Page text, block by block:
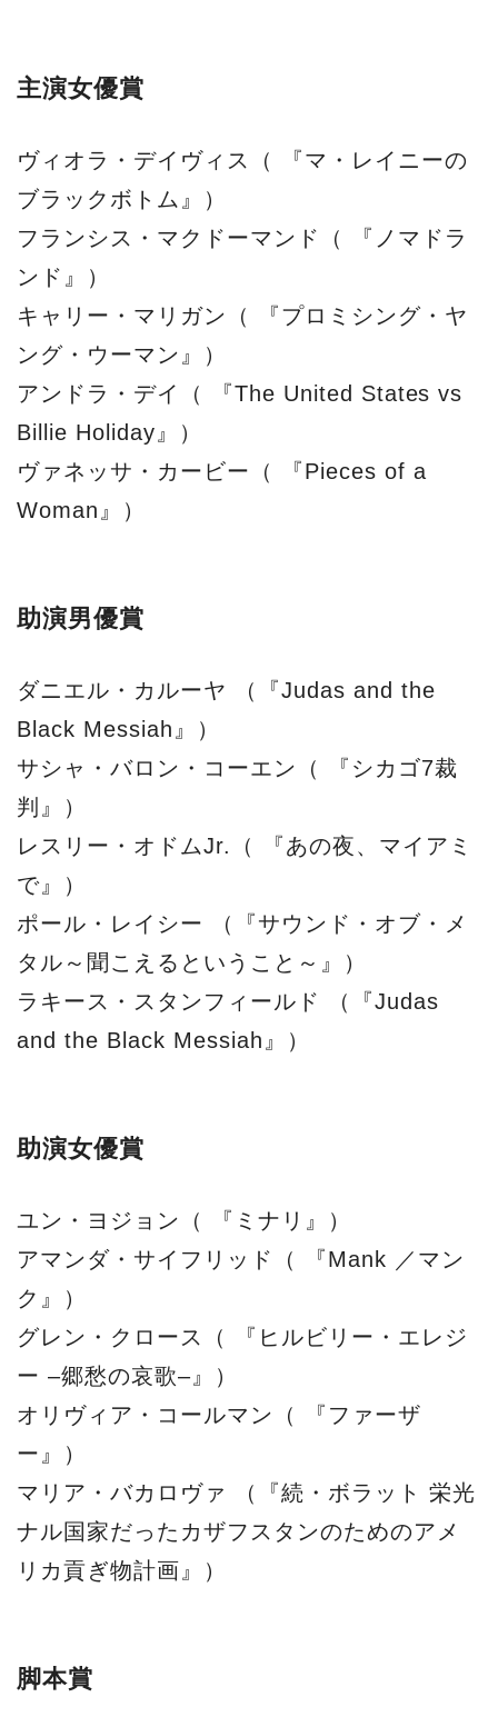
主演女優賞
ヴィオラ・デイヴィス（ 『マ・レイニーの
ブラックボトム』）
フランシス・マクドーマンド（ 『ノマドラ
ンド』）
キャリー・マリガン（ 『プロミシング・ヤ
ング・ウーマン』）
アンドラ・デイ（ 『The United States vs
Billie Holiday』）
ヴァネッサ・カービー（ 『Pieces of a
Woman』）
助演男優賞
ダニエル・カルーヤ （『Judas and the
Black Messiah』）
サシャ・バロン・コーエン（ 『シカゴ7裁
判』）
レスリー・オドムJr.（ 『あの夜、マイアミ
で』）
ポール・レイシー （『サウンド・オブ・メ
タル～聞こえるということ～』）
ラキース・スタンフィールド （『Judas
and the Black Messiah』）
助演女優賞
ユン・ヨジョン（ 『ミナリ』）
アマンダ・サイフリッド（ 『Mank ／マン
ク』）
グレン・クロース（ 『ヒルビリー・エレジ
ー ‒郷愁の哀歌‒』）
オリヴィア・コールマン（ 『ファーザ
ー』）
マリア・バカロヴァ （『続・ボラット 栄光
ナル国家だったカザフスタンのためのアメ
リカ貢ぎ物計画』）
脚本賞